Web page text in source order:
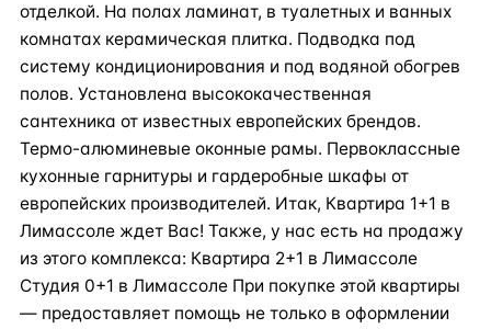
отделкой. На полах ламинат, в туалетных и ванных
комнатах керамическая плитка. Подводка под
систему кондиционирования и под водяной обогрев
полов. Установлена высококачественная
сантехника от известных европейских брендов.
Термо-алюминевые оконные рамы. Первоклассные
кухонные гарнитуры и гардеробные шкафы от
европейских производителей. Итак, Квартира 1+1 в
Лимассоле ждет Вас! Также, у нас есть на продажу
из этого комплекса: Квартира 2+1 в Лимассоле
Студия 0+1 в Лимассоле При покупке этой квартиры
— предоставляет помощь не только в оформлении